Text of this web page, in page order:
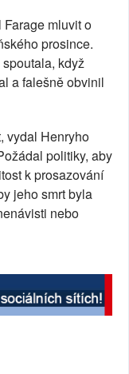
mluvit o
prosince.
když
a falešně obvinil
vydal Henryho
politiky, aby
k prosazování
jeho smrt byla
nebo